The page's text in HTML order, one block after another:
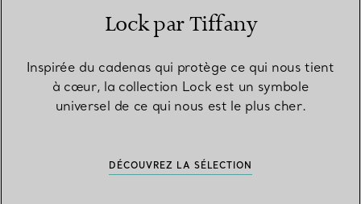
Lock par Tiffany
Inspirée du cadenas qui protège ce qui nous tient
à cœur, la collection Lock est un symbole
universel de ce qui nous est le plus cher.
DÉCOUVREZ LA SÉLECTION